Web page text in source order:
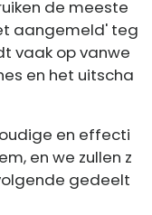
de meeste
aangemeld' teg
vaak op vanwe
en het uitscha
en effecti
en we zullen z
gedeelt